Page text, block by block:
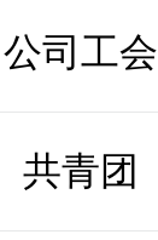
公司工会
共青团